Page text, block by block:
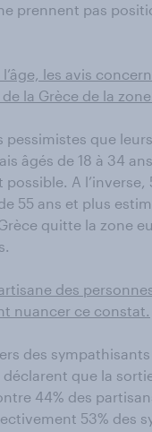
prennent pas
les avis
la Grèce de la
pessimistes que
âgés de 18 à 34
A l’inverse,
55 ans et plus
quitte la zone
des
nuancer ce constat.
des
que la
44% des
53% des